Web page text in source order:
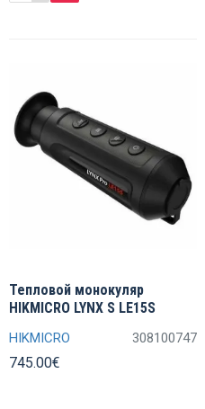
HIKMICRO 308100747
Тепловой монокуляр
HIKMICRO LYNX S LE15S
745.00€